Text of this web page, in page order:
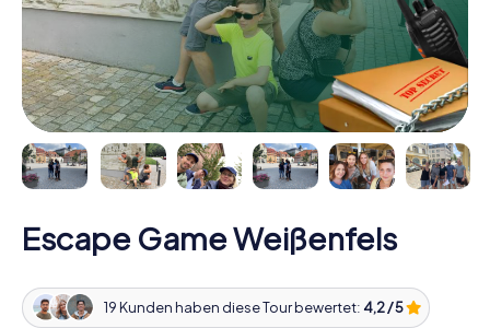
Escape Game Weißenfels
19 Kunden haben diese Tour bewertet: 4,2 / 5